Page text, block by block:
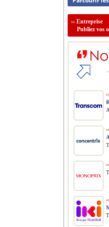
›› Entreprise
Publiez vos
››
››
››
››